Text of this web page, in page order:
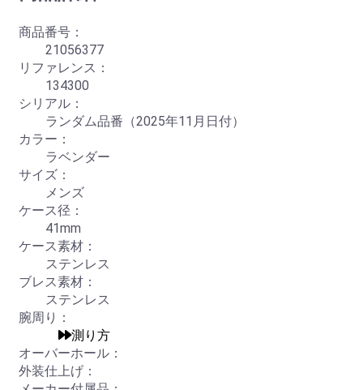
商品番号：
21056377
リファレンス：
134300
シリアル：
ランダム品番（2025年11月日付）
カラー：
ラベンダー
サイズ：
メンズ
ケース径：
41mm
ケース素材：
ステンレス
ブレス素材：
ステンレス
腕周り：
測り方
オーバーホール：
外装仕上げ：